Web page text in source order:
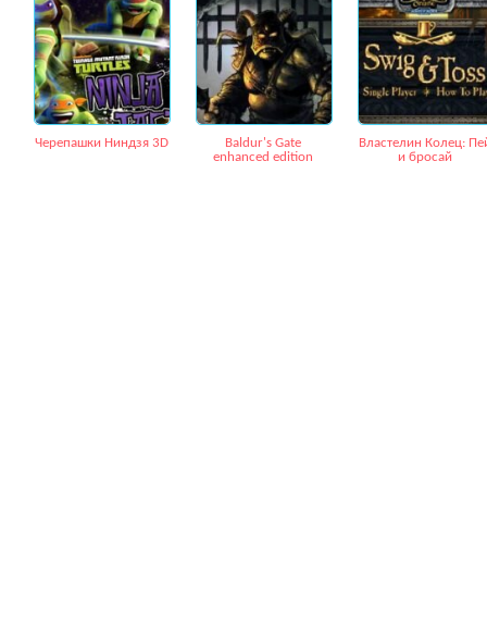
Черепашки Ниндзя 3D
Baldur's Gate
enhanced edition
Властелин Колец:
и бросай